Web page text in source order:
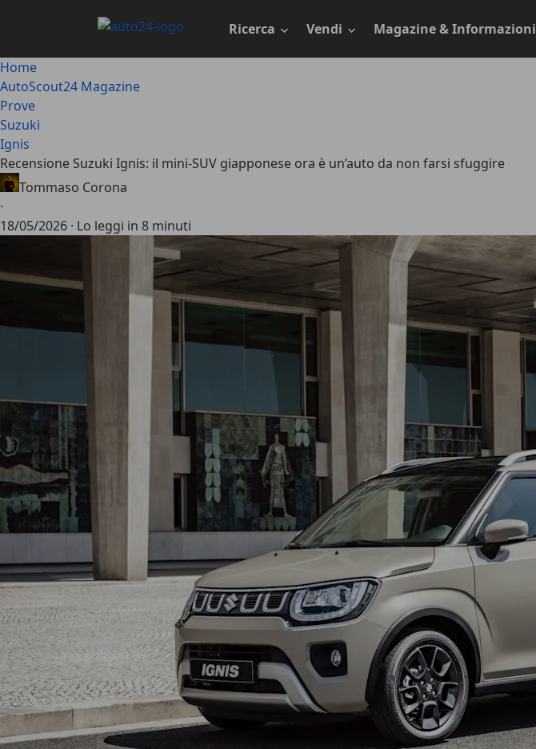
principale
Ricerca Vendi Magazine & Informazioni
Home
AutoScout24 Magazine
Prove
Suzuki
Ignis
Recensione Suzuki Ignis: il mini-SUV giapponese ora è un’auto da non farsi sfuggire
Tommaso Corona
·
18/05/2026 · Lo leggi in 8 minuti